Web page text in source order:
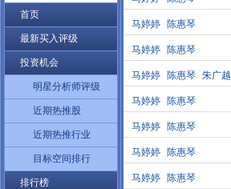
首页
最新买入评级
投资机会
明星分析师评级
近期热推股
近期热推行业
目标空间排行
排行榜
马婷婷 陈惠琴
马婷婷 陈惠琴
马婷婷 陈惠琴 朱广越
马婷婷 陈惠琴
马婷婷 陈惠琴
马婷婷 陈惠琴
马婷婷 陈惠琴